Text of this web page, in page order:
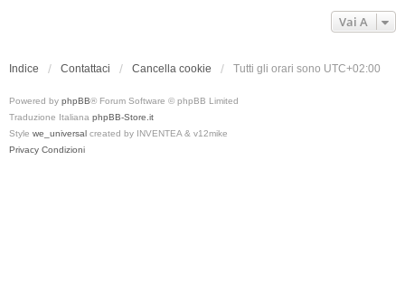
Vai A
Indice Contattaci Cancella cookie Tutti gli orari sono UTC+02:00
Powered by phpBB® Forum Software © phpBB Limited
Traduzione Italiana phpBB-Store.it
Style we_universal created by INVENTEA & v12mike
Privacy Condizioni